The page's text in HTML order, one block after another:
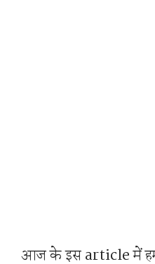
आज के इस article में हम